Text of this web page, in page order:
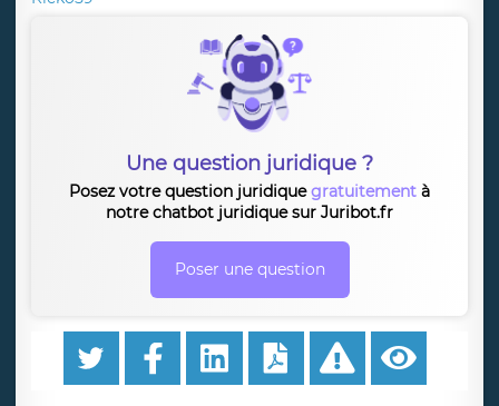
Une question juridique ?
Posez votre question juridiquegratuitement à
notre chatbot juridique sur Juribot.fr
Poser une question